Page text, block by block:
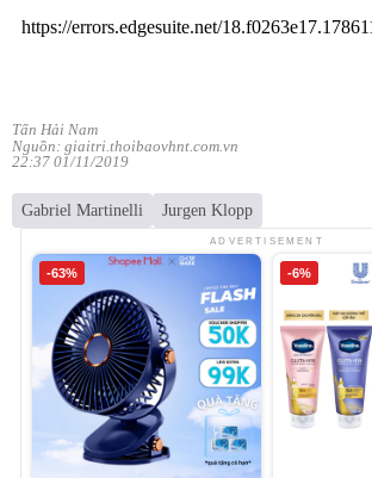
Tấn Hải Nam
Nguồn: giaitri.thoibaovhnt.com.vn
22:37 01/11/2019
Gabriel Martinelli Jurgen Klopp
ADVERTISEMENT
-63% -6%